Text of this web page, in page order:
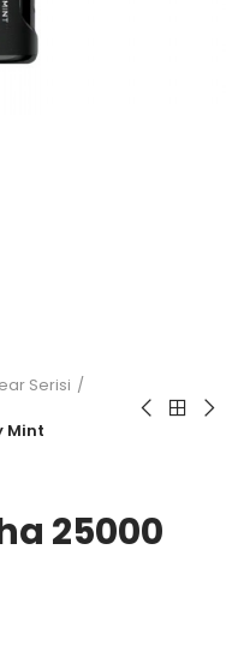
Serisi
Mint
25000